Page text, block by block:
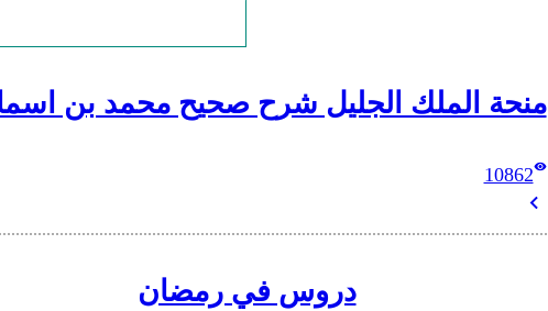
منحة الملك الجليل شرح صحيح محمد بن
10862
دروس في رمضان